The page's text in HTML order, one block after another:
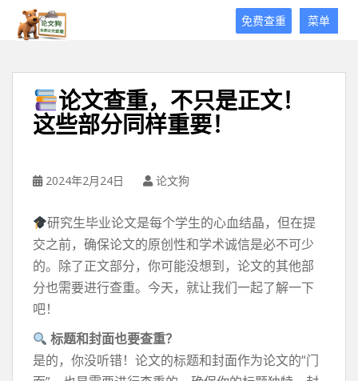
菜单
免费查重
论文查重，不只是正文！
这些部分同样重要！
2024年2月24日 论文狗
研究生毕业论文是每个学生的心血结晶，但在提
交之前，确保论文的原创性和学术诚信是必不可少
的。除了正文部分，你可能没想到，论文的其他部
分也需要进行查重。今天，就让我们一起了解一下
吧！
标题和封面也要查重？
是的，你没听错！论文的标题和封面作为论文的“门